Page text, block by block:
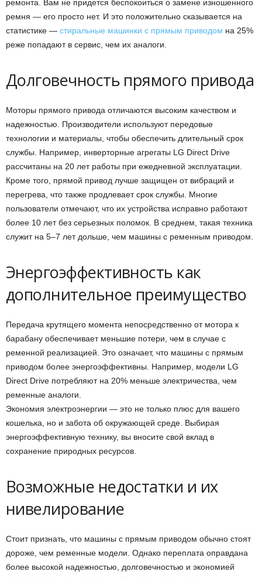
ремонта. Вам не придется беспокоиться о замене изношенного
ремня — его просто нет. И это положительно сказывается на
статистике — стиральные машинки с прямым приводом на 25%
реже попадают в сервис, чем их аналоги.
Долговечность прямого привода
Моторы прямого привода отличаются высоким качеством и
надежностью. Производители используют передовые
технологии и материалы, чтобы обеспечить длительный срок
службы. Например, инверторные агрегаты LG Direct Drive
рассчитаны на 20 лет работы при ежедневной эксплуатации.
Кроме того, прямой привод лучше защищен от вибраций и
перегрева, что также продлевает срок службы. Многие
пользователи отмечают, что их устройства исправно работают
более 10 лет без серьезных поломок. В среднем, такая техника
служит на 5–7 лет дольше, чем машины с ременным приводом.
Энергоэффективность как
дополнительное преимущество
Передача крутящего момента непосредственно от мотора к
барабану обеспечивает меньшие потери, чем в случае с
ременной реализацией. Это означает, что машины с прямым
приводом более энергоэффективны. Например, модели LG
Direct Drive потребляют на 20% меньше электричества, чем
ременные аналоги.
Экономия электроэнергии — это не только плюс для вашего
кошелька, но и забота об окружающей среде. Выбирая
энергоэффективную технику, вы вносите свой вклад в
сохранение природных ресурсов.
Возможные недостатки и их
нивелирование
Стоит признать, что машины с прямым приводом обычно стоят
дороже, чем ременные модели. Однако переплата оправдана
более высокой надежностью, долговечностью и экономией